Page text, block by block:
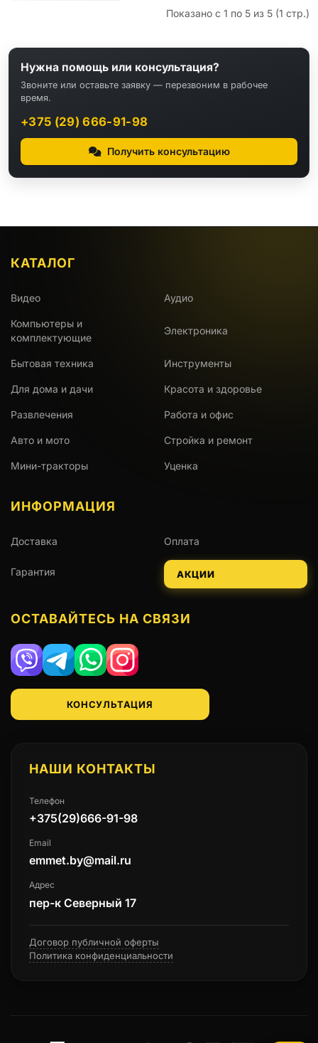
Показано с 1 по 5 из 5 (1 стр.)
Нужна помощь или консультация?
Звоните или оставьте заявку — перезвоним в рабочее
время.
+375 (29) 666-91-98
Получить консультацию
КАТАЛОГ
Видео Аудио
Компьютеры и
комплектующие
Электроника
Бытовая техника Инструменты
Для дома и дачи Красота и здоровье
Развлечения Работа и офис
Авто и мото Стройка и ремонт
Мини-тракторы Уценка
ИНФОРМАЦИЯ
Доставка Оплата
Гарантия АКЦИИ
ОСТАВАЙТЕСЬ НА СВЯЗИ
Viber TelegramWhatsAppInstagram
КОНСУЛЬТАЦИЯ
НАШИ КОНТАКТЫ
Телефон
+375(29)666-91-98
Email
emmet.by@mail.ru
Адрес
пер-к Северный 17
Договор публичной оферты
Политика конфиденциальности